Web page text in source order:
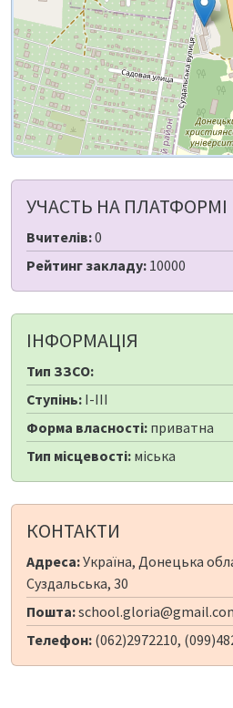
УЧАСТЬ НА ПЛАТФОРМІ
Вчителів:0
Рейтинг закладу: 10000
ІНФОРМАЦІЯ
Тип ЗЗСО:
Ступінь: I-III
Форма власності: приватна
Тип місцевості: міська
КОНТАКТИ
Адреса:Україна, Донецька
Суздальська, 30
Пошта:
Телефон: (062)2972210,